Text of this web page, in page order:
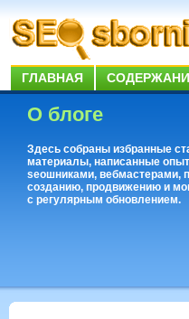
ГЛАВНАЯ
О блоге
Здесь собраны избранные
материалы, написанные
seoшниками, вебмастерами,
созданию, продвижению и
с регулярным обновлением.